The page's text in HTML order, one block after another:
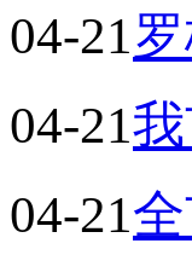
04-21
04-21
04-21